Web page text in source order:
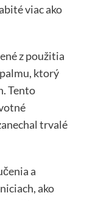
viac ako
z použitia
ktorý
Tento
trvalé
a
ako